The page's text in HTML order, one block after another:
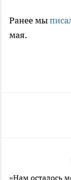
Ранее мы
мая.
«Нам осталось